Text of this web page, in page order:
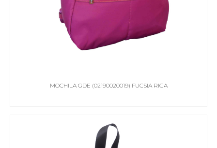
MOCHILA GDE (02190020019) FUCSIA RIGA